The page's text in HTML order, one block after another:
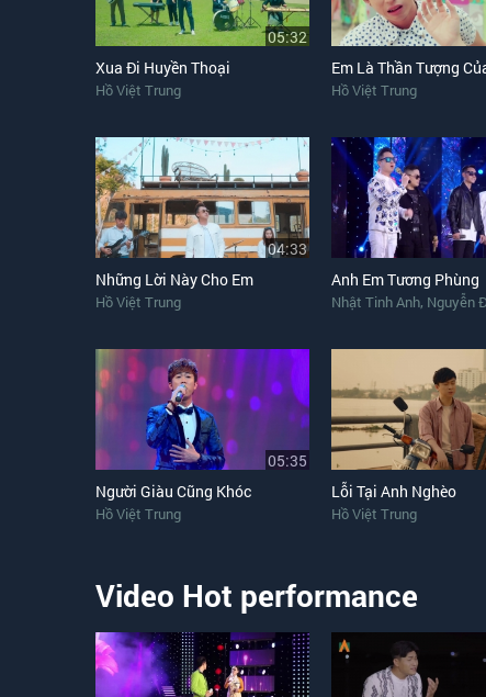
05:32
Xua Đi Huyền Thoại
Hồ Việt Trung
Em Là Thần Tượng
Hồ Việt Trung
04:33
Những Lời Này Cho Em
Hồ Việt Trung
Anh Em Tương Phùng
Nhật Tinh Anh, Nguyễn
05:35
Người Giàu Cũng Khóc
Hồ Việt Trung
Lỗi Tại Anh Nghèo
Hồ Việt Trung
Video Hot performance